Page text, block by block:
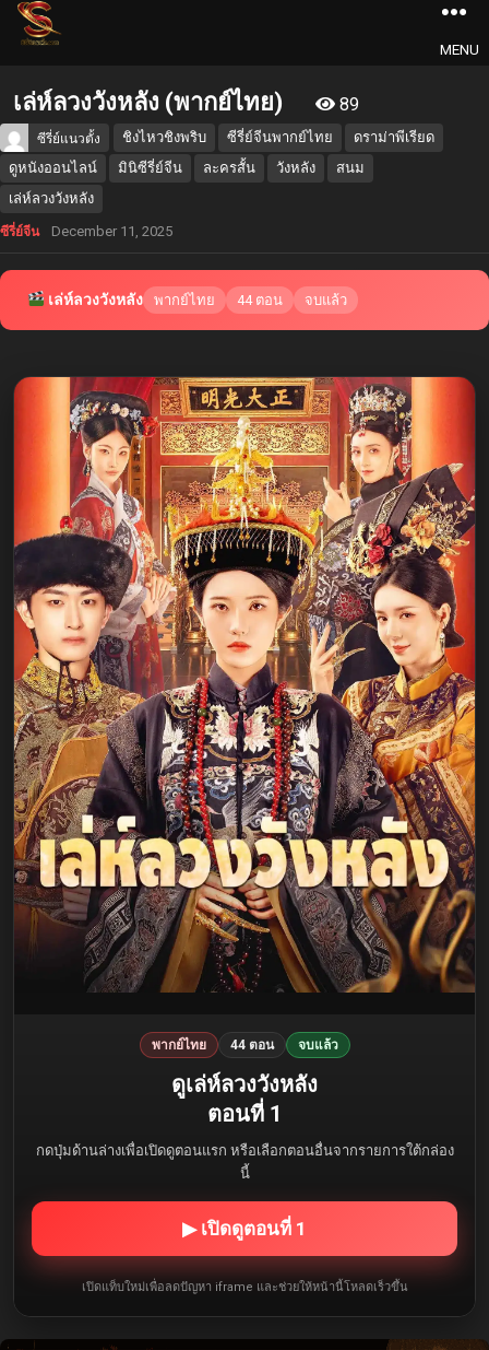
MENU
เล่ห์ลวงวังหลัง (พากย์ไทย) 89
ซีรี่ย์แนวตั้ง ชิงไหวชิงพริบ ซีรี่ย์จีนพากย์ไทย
ดราม่าพีเรียด
ดูหนังออนไลน์
มินิซีรี่ย์จีน ละครสั้น วังหลัง
สนม
เล่ห์ลวงวังหลัง
ซีรี่ย์จีน December 11, 2025
เล่ห์ลวงวังหลัง พากย์ไทย 44 ตอน จบแล้ว
พากย์ไทย 44 ตอน จบแล้ว
ดูเล่ห์ลวงวังหลัง
ตอนที่ 1
กดปุ่มด้านล่างเพื่อเปิดดูตอนแรก หรือเลือกตอนอื่นจากรายการใต้กล่อง
นี้
▶ เปิดดูตอนที่ 1
เปิดแท็บใหม่เพื่อลดปัญหา iframe และช่วยให้หน้านี้โหลดเร็วขึ้น